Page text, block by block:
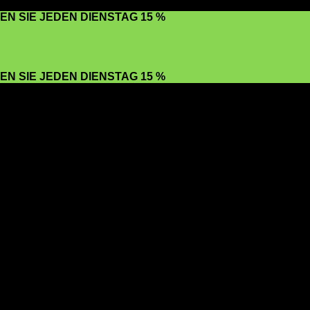
SIE JEDEN DIENSTAG 15 %
SIE JEDEN DIENSTAG 15 %